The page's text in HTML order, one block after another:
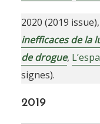
2020 (2019 issue),
inefficaces de la
de drogue,
signes).
2019